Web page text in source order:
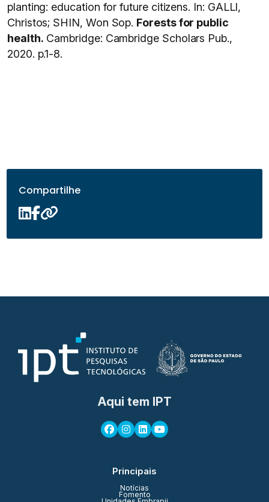
planting: education for future citizens. In: GALLI,
Christos; SHIN, Won Sop. Forests for public
health. Cambridge: Cambridge Scholars Pub.,
2020. p.1-8.
Compartilhe
Aqui tem IPT
Principais
Notícias
Fomento